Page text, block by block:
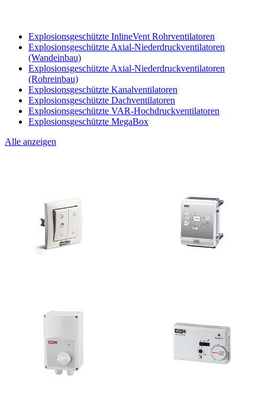
Explosionsgeschützte InlineVent Rohrventilatoren
Explosionsgeschützte Axial-Niederdruckventilatoren
(Wandeinbau)
Explosionsgeschützte Axial-Niederdruckventilatoren
(Rohreinbau)
Explosionsgeschützte Kanalventilatoren
Explosionsgeschützte Dachventilatoren
Explosionsgeschützte VAR-Hochdruckventilatoren
Explosionsgeschützte MegaBox
Alle anzeigen